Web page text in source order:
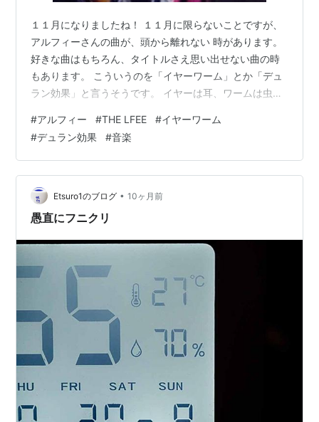
１１月になりましたね！ １１月に限らないことですが、
アルフィーさんの曲が、頭から離れない 時があります。
好きな曲はもちろん、タイトルさえ思い出せない曲の時
もあります。 こういうのを「イヤーワーム」とか「デュ
ラン効果」と言うそうです。 イヤーは耳、ワームは虫
を読んだことがありますが、アルフィーさんの曲なら
「快」 ですよね。 医学的にも「楽曲が頭から離れない症
候群」「無意識的音楽イメージ」 とよばれるというか
ら、もはや病的な症状なのかしら？ でも、アルフィーさ
んの曲ならしあわせかも。 主な原因は、「繰り返し聞い
た曲や感情と強く結びついた曲が、脳…
#アルフィー #THE LFEE #イヤーワーム
#デュラン効果 #音楽
Etsuro1のブログ • 10ヶ月前
愚直にフニクリ